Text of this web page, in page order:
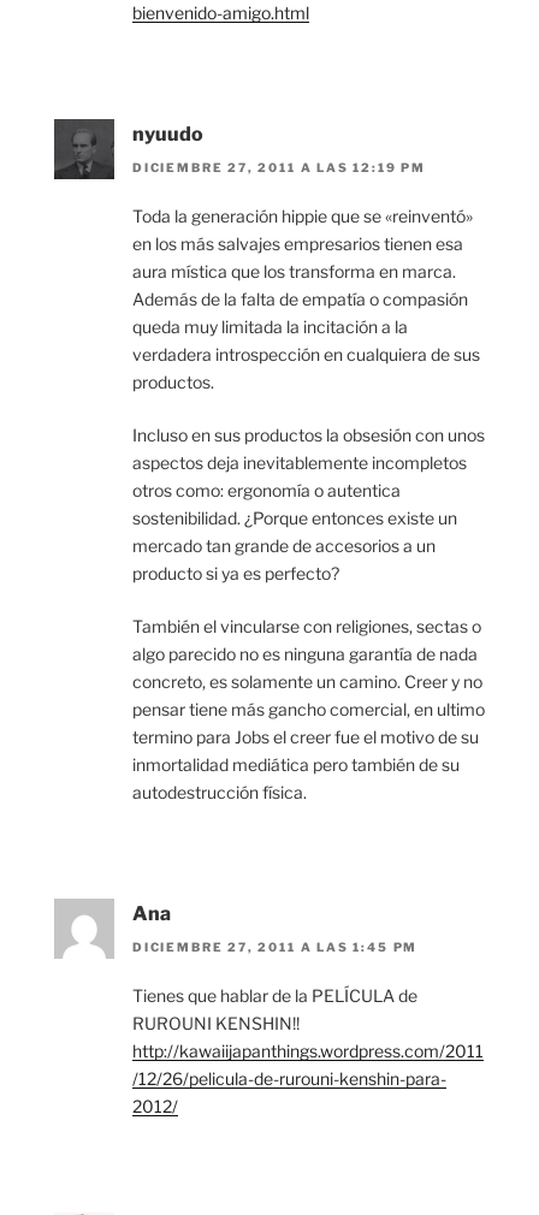
bienvenido-amigo.html
nyuudo
DICIEMBRE 27, 2011 A LAS 12:19 PM
Toda la generación hippie que se «reinventó»
en los más salvajes empresarios tienen esa
aura mística que los transforma en marca.
Además de la falta de empatía o compasión
queda muy limitada la incitación a la
verdadera introspección en cualquiera de sus
productos.
Incluso en sus productos la obsesión con unos
aspectos deja inevitablemente incompletos
otros como: ergonomía o autentica
sostenibilidad. ¿Porque entonces existe un
mercado tan grande de accesorios a un
producto si ya es perfecto?
También el vincularse con religiones, sectas o
algo parecido no es ninguna garantía de nada
concreto, es solamente un camino. Creer y no
pensar tiene más gancho comercial, en ultimo
termino para Jobs el creer fue el motivo de su
inmortalidad mediática pero también de su
autodestrucción física.
Ana
DICIEMBRE 27, 2011 A LAS 1:45 PM
Tienes que hablar de la PELÍCULA de
RUROUNI KENSHIN!!
http://kawaiijapanthings.wordpress.com/2011
/12/26/pelicula-de-rurouni-kenshin-para-
2012/